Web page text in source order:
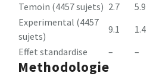
Temoin (4457 sujets) 2.7 5.9
Experimental (4457
sujets)
9.1 1.4
Effet standardise
– –
Methodologie